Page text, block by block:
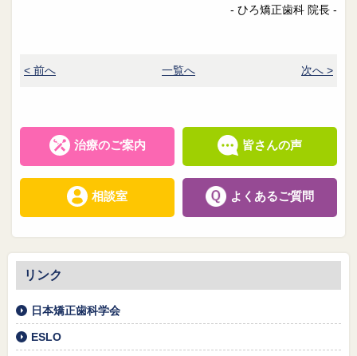
- ひろ矯正歯科 院長 -
< 前へ 一覧へ 次へ >
治療のご案内 皆さんの声
相談室 よくあるご質問
リンク
日本矯正歯科学会
ESLO